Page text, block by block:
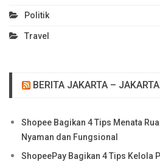
Politik
Travel
BERITA JAKARTA –
Shopee Bagikan 4 Tips Menata
Nyaman dan Fungsional
ShopeePay Bagikan 4 Tips Kelola